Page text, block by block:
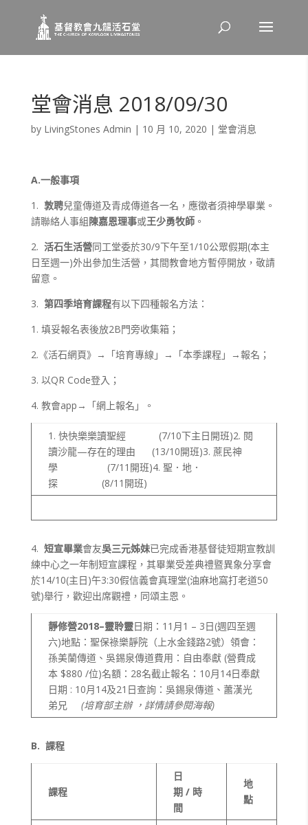
堂會消息 2018/09/30
by LivingStones Admin | 10 月 10, 2020 | 堂會消息
A.一般事項
1. 敦聘兒童傳道及青成傳道各一名，應徵者須神學畢業。
請聯絡人事組陳嘉恩理事或王少勇牧師。
2. 活石生活營同工堂委於30/9下午至1/10公眾假期(本主
日至週一)外出參加生活營，其間教會地方暫停開放，敬請
留意。
3. 第四季培育課程有以下四種報名方法：
1. 填妥報名表後放2B門旁收集箱；
2.《活石網頁》→「培育專線」→「本季課程」→報名；
3. 以QR Code登入；
4. 教會app→「網上報名」。
1. 快快樂樂讀聖經 (7/10下主日開班)2. 閱
讀沙龍—存在的理由 (13/10開班)3. 蔗民神
學 (7/11開班)4. 聖．地．
探 (8/11開班)
4. 短宣畢業會友吳三元姊妹已完成香港基督徒短期宣教訓
練中心之一年制短宣課程，其畢業受差典禮暨異象分享會
於14/10(主日)午3:30假信義會真理堂(油麻地窩打老道50
號)舉行，歡迎出席觀禮，同頌主恩。
靜修營2018–靈聆靈日期：11月1 – 3日(週四至週
六)地點：聖保祿樂靜院（上水金錢路2號）領會：
孫美蘭傳道、吳錫泉傳道費用：自由奉獻 (營費成
本 $880 /位)名額：28名截止報名：10月14日奉獻
日期 : 10月14及21日查詢：吳錫泉傳道、蕭漢光
弟兄(培育部主辦 ， 詳情請參閱海報)
B. 課程
課程
日
期 / 時
間
地
點